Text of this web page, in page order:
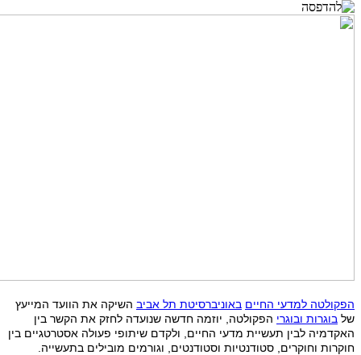
הפקולטה למדעי החיים באוניברסיטת תל אביב השיקה את הוועד המייעץ
של בוגרות ובוגרי הפקולטה, יוזמה חדשה שנועדה לחזק את הקשר בין
האקדמיה לבין תעשיית מדעי החיים, ולקדם שיתופי פעולה אסטרטגיים בין
חוקרות וחוקרים, סטודנטיות וסטודנטים, וגורמים מובילים בתעשייה.